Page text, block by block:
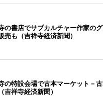
の書店でサブカルチャー作家の
売も（吉祥寺経済新聞）
の特設会場で古本マーケット－
吉祥寺経済新聞）